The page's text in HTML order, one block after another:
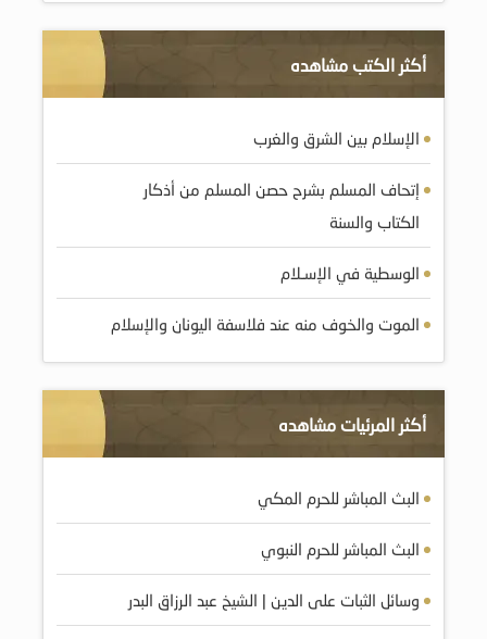
أكثر الكتب مشاهده
الإسلام بين الشرق والغرب
إتحاف المسلم بشرح حصن المسلم من أذكار
الكتاب والسنة
الوسطية في الإسـلام
الموت والخوف منه عند فلاسفة اليونان والإسلام
أكثر المرئيات مشاهده
البث المباشر للحرم المكي
البث المباشر للحرم النبوي
وسائل الثبات على الدين | الشيخ عبد الرزاق البدر